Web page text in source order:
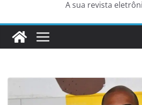
A sua revista